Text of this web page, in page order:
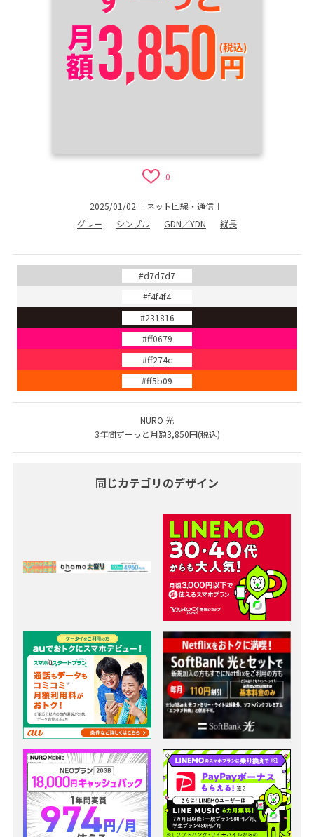
0
2025/01/02 ［ ネット回線・通信］
グレー
シンプル GDN／YDN 縦長
#d7d7d7
#f4f4f4
#231816
#ff0679
#ff274c
#ff5b09
NURO 光
3年間ずーっと月額3,850円(税込)
同じカテゴリのデザイン